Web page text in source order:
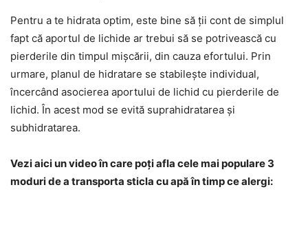
Pentru a te hidrata optim, este bine să ții cont de simplul
fapt că aportul de lichide ar trebui să se potrivească cu
pierderile din timpul mișcării, din cauza efortului. Prin
urmare, planul de hidratare se stabilește individual,
încercând asocierea aportului de lichid cu pierderile de
lichid. În acest mod se evită suprahidratarea și
subhidratarea.
Vezi aici un video în care poți afla cele mai populare 3
moduri de a transporta sticla cu apă în timp ce alergi: